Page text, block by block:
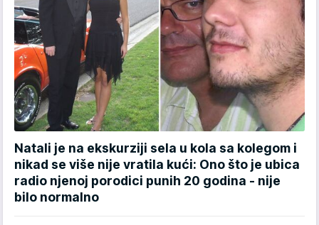
Natali je na ekskurziji sela u kola sa kolegom i
nikad se više nije vratila kući: Ono što je ubica
radio njenoj porodici punih 20 godina - nije
bilo normalno